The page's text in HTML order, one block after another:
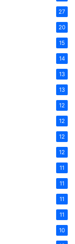
27
20
15
14
13
13
12
12
12
12
11
11
11
11
10